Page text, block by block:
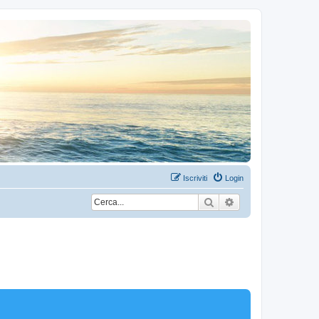
Login
Iscriviti
Cerca